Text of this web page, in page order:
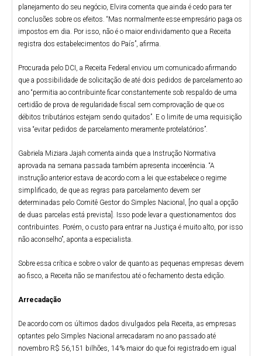
planejamento do seu negócio, Elvira comenta que ainda é cedo para ter
conclusões sobre os efeitos. “Mas normalmente esse empresário paga os
impostos em dia. Por isso, não é o maior endividamento que a Receita
registra dos estabelecimentos do País”, afirma.
Procurada pelo DCI, a Receita Federal enviou um comunicado afirmando
que a possibilidade de solicitação de até dois pedidos de parcelamento ao
ano “permitia ao contribuinte ficar constantemente sob respaldo de uma
certidão de prova de regularidade fiscal sem comprovação de que os
débitos tributários estejam sendo quitados”. E o limite de uma requisição
visa “evitar pedidos de parcelamento meramente protelatórios”.
Gabriela Miziara Jajah comenta ainda que a Instrução Normativa
aprovada na semana passada também apresenta incoerência. “A
instrução anterior estava de acordo com a lei que estabelece o regime
simplificado, de que as regras para parcelamento devem ser
determinadas pelo Comitê Gestor do Simples Nacional, [no qual a opção
de duas parcelas está prevista]. Isso pode levar a questionamentos dos
contribuintes. Porém, o custo para entrar na Justiça é muito alto, por isso
não aconselho”, aponta a especialista.
Sobre essa crítica e sobre o valor de quanto as pequenas empresas devem
ao fisco, a Receita não se manifestou até o fechamento desta edição.
Arrecadação
De acordo com os últimos dados divulgados pela Receita, as empresas
optantes pelo Simples Nacional arrecadaram no ano passado até
novembro R$ 56,151 bilhões, 14% maior do que foi registrado em igual